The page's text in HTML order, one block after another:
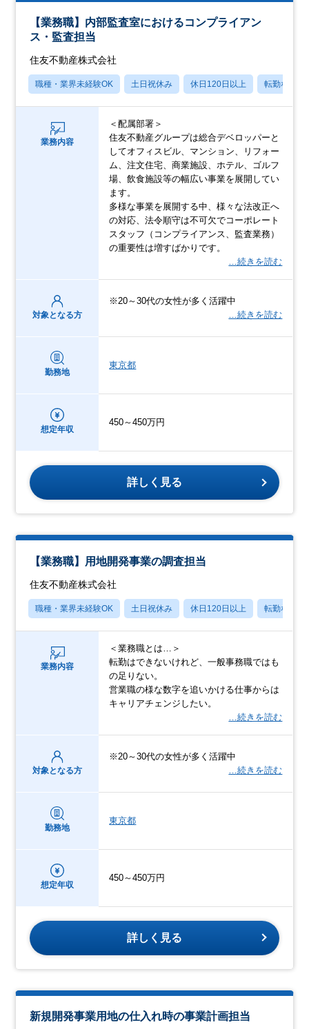
【業務職】内部監査室におけるコンプライアン
ス・監査担当
住友不動産株式会社
職種・業界未経験OK 土日祝休み 休日120日以上 転勤なし
業務内容
＜配属部署＞
住友不動産グループは総合デベロッパーと
してオフィスビル、マンション、リフォー
ム、注文住宅、商業施設、ホテル、ゴルフ
場、飲食施設等の幅広い事業を展開してい
ます。
多様な事業を展開する中、様々な法改正へ
の対応、法令順守は不可欠でコーポレート
スタッフ（コンプライアンス、監査業務）
の重要性は増すばかりです。
…続きを読む
対象となる方
※20～30代の女性が多く活躍中
…続きを読む
勤務地
東京都
想定年収
450～450万円
詳しく見る
【業務職】用地開発事業の調査担当
住友不動産株式会社
職種・業界未経験OK 土日祝休み 休日120日以上 転勤なし
業務内容
＜業務職とは…＞
転勤はできないけれど、一般事務職ではも
の足りない。
営業職の様な数字を追いかける仕事からは
キャリアチェンジしたい。
…続きを読む
対象となる方
※20～30代の女性が多く活躍中
…続きを読む
勤務地
東京都
想定年収
450～450万円
詳しく見る
新規開発事業用地の仕入れ時の事業計画担当